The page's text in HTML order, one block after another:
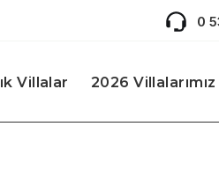
0
Villalar 2026 Villalarımız